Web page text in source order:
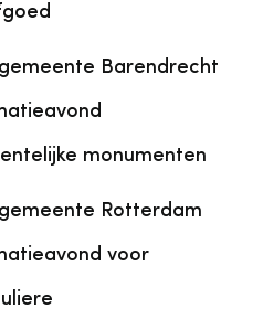
gemeente Barendrecht
monumenten
gemeente Rotterdam
voor